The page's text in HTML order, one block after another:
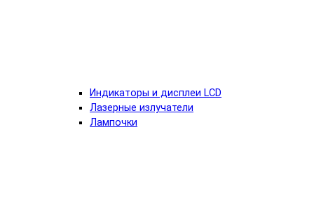
Индикаторы и дисплеи LCD
Лазерные излучатели
Лампочки